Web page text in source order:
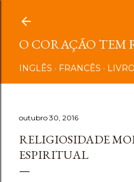
O CORAÇÃO TEM
INGLÊS FRANCÊS LIVRO
outubro 30, 2016
RELIGIOSIDADE
ESPIRITUAL